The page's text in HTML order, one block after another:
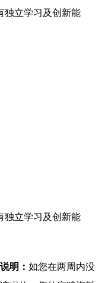
独立学习及创新能
独立学习及创新能
明： 如您在两周内没